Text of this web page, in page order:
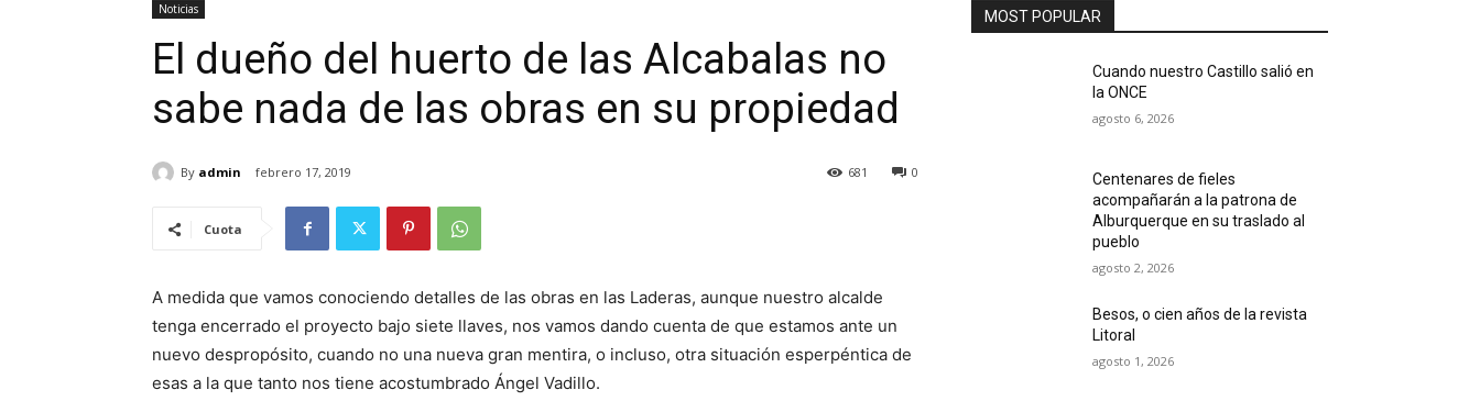
Noticias
El dueño del huerto de las Alcabalas no
sabe nada de las obras en su propiedad
By admin febrero 17, 2019 0
681
Cuota
A medida que vamos conociendo detalles de las obras en las Laderas, aunque nuestro alcalde
tenga encerrado el proyecto bajo siete llaves, nos vamos dando cuenta de que estamos ante un
nuevo despropósito, cuando no una nueva gran mentira, o incluso, otra situación esperpéntica de
esas a la que tanto nos tiene acostumbrado Ángel Vadillo.
MOST POPULAR
Cuando nuestro Castillo salió en
la ONCE
agosto 6, 2026
Centenares de fieles
acompañarán a la patrona de
Alburquerque en su traslado al
pueblo
agosto 2, 2026
Besos, o cien años de la revista
Litoral
agosto 1, 2026